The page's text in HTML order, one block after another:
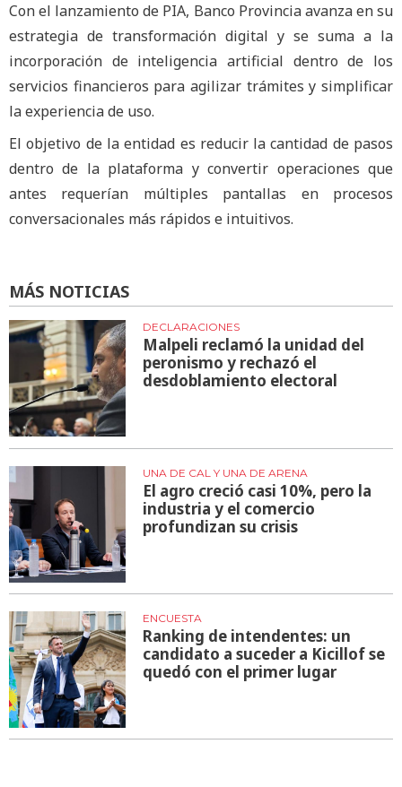
Con el lanzamiento de PIA, Banco Provincia avanza en su
estrategia de transformación digital y se suma a la
incorporación de inteligencia artificial dentro de los
servicios financieros para agilizar trámites y simplificar
la experiencia de uso.
El objetivo de la entidad es reducir la cantidad de pasos
dentro de la plataforma y convertir operaciones que
antes requerían múltiples pantallas en procesos
conversacionales más rápidos e intuitivos.
MÁS NOTICIAS
DECLARACIONES
Malpeli reclamó la unidad del
peronismo y rechazó el
desdoblamiento electoral
UNA DE CAL Y UNA DE ARENA
El agro creció casi 10%, pero la
industria y el comercio
profundizan su crisis
ENCUESTA
Ranking de intendentes: un
candidato a suceder a Kicillof se
quedó con el primer lugar